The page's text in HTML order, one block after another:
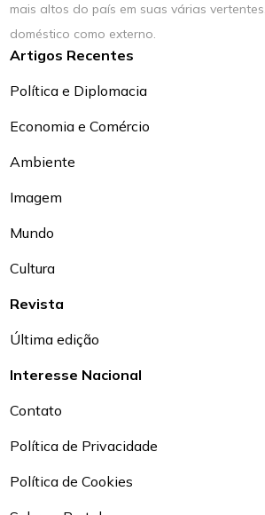
mais altos do país em suas várias
doméstico como externo.
Artigos Recentes
Política e Diplomacia
Economia e Comércio
Ambiente
Imagem
Mundo
Cultura
Revista
Última edição
Interesse Nacional
Contato
Política de Privacidade
Política de Cookies